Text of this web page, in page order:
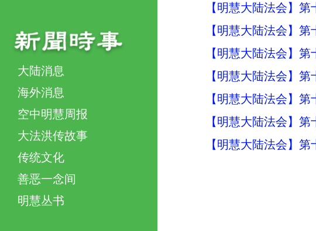
大陆消息
海外消息
空中明慧周报
大法洪传故事
传统文化
善恶一念间
明慧丛书
【明慧大陆法会】
【明慧大陆法会】
【明慧大陆法会】
【明慧大陆法会】
【明慧大陆法会】
【明慧大陆法会】
【明慧大陆法会】